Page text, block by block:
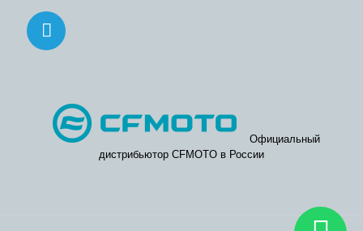
Официальный
дистрибьютор CFMOTO в России